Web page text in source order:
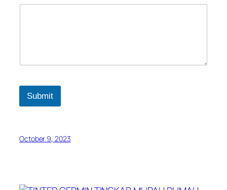
Submit
October 9, 2023